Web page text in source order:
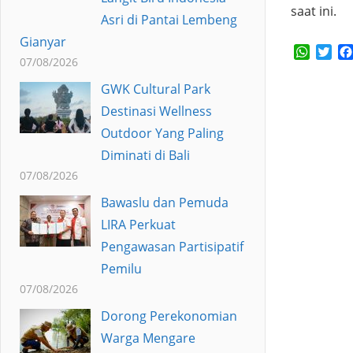
saat ini.
Asri di Pantai Lembeng
Gianyar
07/08/2026
GWK Cultural Park
Destinasi Wellness
Outdoor Yang Paling
Diminati di Bali
07/08/2026
Bawaslu dan Pemuda
LIRA Perkuat
Pengawasan Partisipatif
Pemilu
07/08/2026
Dorong Perekonomian
Warga Mengare